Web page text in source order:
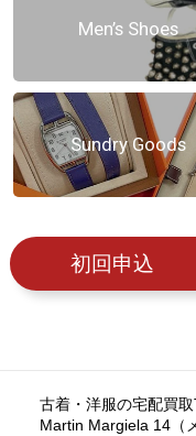
Men’s Shoes
Sundry Goods
初回申込
古着・洋服の宅配買
Martin Margiela 14（